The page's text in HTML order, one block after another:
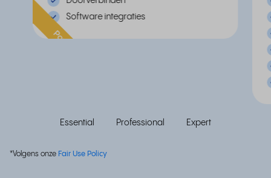
Software integraties
Populair
Essential Professional Expert
*Volgens onze Fair Use Policy